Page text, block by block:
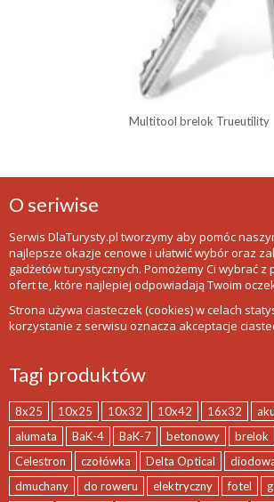
Multitool brelok Trueutility
O seriwise
Serwis DlaTurysty.pl tworzymy aby pomóc
najlepsze okazje cenowe i ułatwić wybór oraz
gadżetów turystycznych. Pomożemy Ci wybrać z
ofert te, które najlepiej odpowiadają Twoim
Strona używa ciasteczek (cookies) w celach
korzystanie z serwisu oznacza akceptacje
Tagi produktów
8x25 10x25 10x32 10x42 16x32
alumata
BaK-4 BaK-7 betonowy brelok
Celestron
czołówka Delta Optical
dmuchany
do roweru elektryczny fotel